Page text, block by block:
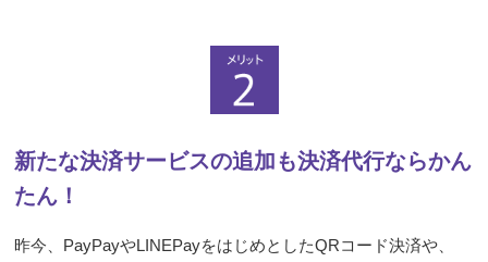
新たな決済サービスの追加も決済代行ならかん
たん！
昨今、PayPayやLINEPayをはじめとしたQRコード決済や、